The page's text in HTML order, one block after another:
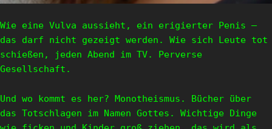
Wie eine Vulva aussieht, ein erigierter Penis –
das darf nicht gezeigt werden. Wie sich Leute tot
schießen, jeden Abend im TV. Perverse
Gesellschaft.
Und wo kommt es her? Monotheismus. Bücher über
das Totschlagen im Namen Gottes. Wichtige Dinge